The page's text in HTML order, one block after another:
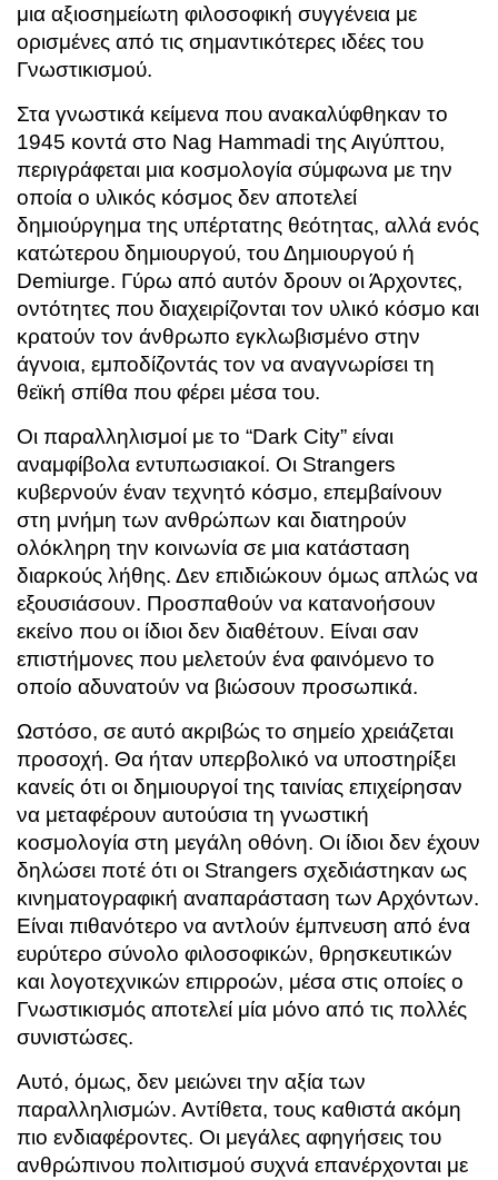
μια αξιοσημείωτη φιλοσοφική συγγένεια με
ορισμένες από τις σημαντικότερες ιδέες του
Γνωστικισμού.
Στα γνωστικά κείμενα που ανακαλύφθηκαν το
1945 κοντά στο Nag Hammadi της Αιγύπτου,
περιγράφεται μια κοσμολογία σύμφωνα με την
οποία ο υλικός κόσμος δεν αποτελεί
δημιούργημα της υπέρτατης θεότητας, αλλά ενός
κατώτερου δημιουργού, του Δημιουργού ή
Demiurge. Γύρω από αυτόν δρουν οι Άρχοντες,
οντότητες που διαχειρίζονται τον υλικό κόσμο και
κρατούν τον άνθρωπο εγκλωβισμένο στην
άγνοια, εμποδίζοντάς τον να αναγνωρίσει τη
θεϊκή σπίθα που φέρει μέσα του.
Οι παραλληλισμοί με το “Dark City” είναι
αναμφίβολα εντυπωσιακοί. Οι Strangers
κυβερνούν έναν τεχνητό κόσμο, επεμβαίνουν
στη μνήμη των ανθρώπων και διατηρούν
ολόκληρη την κοινωνία σε μια κατάσταση
διαρκούς λήθης. Δεν επιδιώκουν όμως απλώς να
εξουσιάσουν. Προσπαθούν να κατανοήσουν
εκείνο που οι ίδιοι δεν διαθέτουν. Είναι σαν
επιστήμονες που μελετούν ένα φαινόμενο το
οποίο αδυνατούν να βιώσουν προσωπικά.
Ωστόσο, σε αυτό ακριβώς το σημείο χρειάζεται
προσοχή. Θα ήταν υπερβολικό να υποστηρίξει
κανείς ότι οι δημιουργοί της ταινίας επιχείρησαν
να μεταφέρουν αυτούσια τη γνωστική
κοσμολογία στη μεγάλη οθόνη. Οι ίδιοι δεν έχουν
δηλώσει ποτέ ότι οι Strangers σχεδιάστηκαν ως
κινηματογραφική αναπαράσταση των Αρχόντων.
Είναι πιθανότερο να αντλούν έμπνευση από ένα
ευρύτερο σύνολο φιλοσοφικών, θρησκευτικών
και λογοτεχνικών επιρροών, μέσα στις οποίες ο
Γνωστικισμός αποτελεί μία μόνο από τις πολλές
συνιστώσες.
Αυτό, όμως, δεν μειώνει την αξία των
παραλληλισμών. Αντίθετα, τους καθιστά ακόμη
πιο ενδιαφέροντες. Οι μεγάλες αφηγήσεις του
ανθρώπινου πολιτισμού συχνά επανέρχονται με